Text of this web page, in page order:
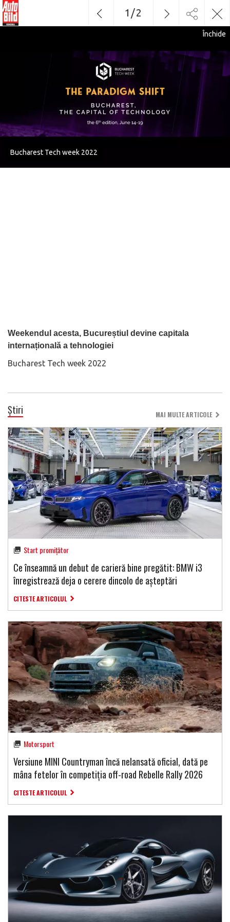
Bucharest Tech week 2022
Weekendul acesta, Bucureștiul devine capitala
internațională a tehnologiei
Bucharest Tech week 2022
Închide
1 /2
Știri MAI MULTE ARTICOLE
Start promițător
Ce înseamnă un debut de carieră bine pregătit: BMW i3
înregistrează deja o cerere dincolo de așteptări
CITESTE ARTICOLUL
Motorsport
Versiune MINI Countryman încă nelansată oficial, dată pe
mâna fetelor în competiția off-road Rebelle Rally 2026
CITESTE ARTICOLUL